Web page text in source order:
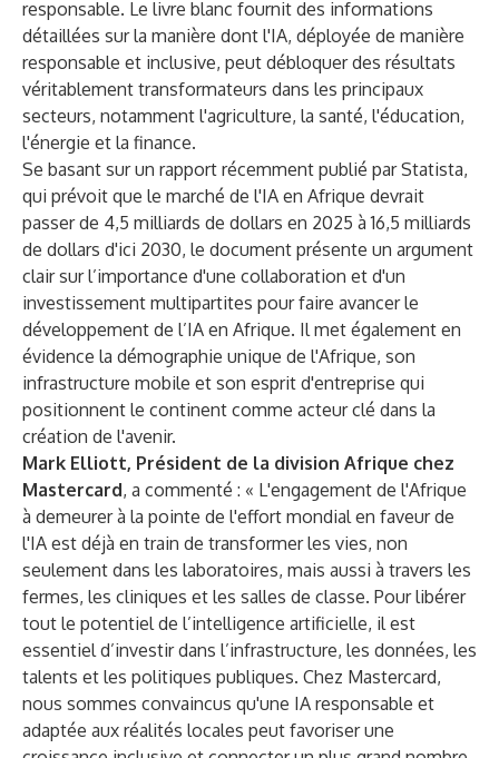
responsable. Le livre blanc fournit des informations
détaillées sur la manière dont l'IA, déployée de manière
responsable et inclusive, peut débloquer des résultats
véritablement transformateurs dans les principaux
secteurs, notamment l'agriculture, la santé, l'éducation,
l'énergie et la finance.
Se basant sur un rapport récemment publié par Statista,
qui prévoit que le marché de l'IA en Afrique devrait
passer de 4,5 milliards de dollars en 2025 à16,5 milliards
de dollars d'ici 2030, le document présente un argument
clair sur l’importance d'une collaboration et d'un
investissement multipartites pour faire avancer le
développement de l’IA en Afrique. Il met également en
évidence la démographie unique de l'Afrique, son
infrastructure mobile et son esprit d'entreprise qui
positionnent le continent comme acteur clé dans la
création de l'avenir.
Mark Elliott, Président de la division Afrique chez
Mastercard, a commenté : « L'engagement de l'Afrique
à demeurer à la pointe de l'effort mondial en faveur de
l'IA est déjà en train de transformer les vies, non
seulement dans les laboratoires, mais aussi à travers les
fermes, les cliniques et les salles de classe. Pour libérer
tout le potentiel de l’intelligence artificielle, il est
essentiel d’investir dans l’infrastructure, les données, les
talents et les politiques publiques. Chez Mastercard,
nous sommes convaincus qu'une IA responsable et
adaptée aux réalités locales peut favoriser une